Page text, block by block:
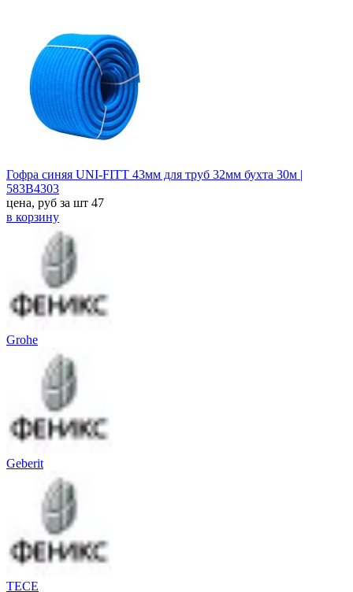
Гофра синяя UNI-FITT 43мм для труб 32мм бухта 30м |
583B4303
цена, руб за шт 47
в корзину
Grohe
Geberit
TECE